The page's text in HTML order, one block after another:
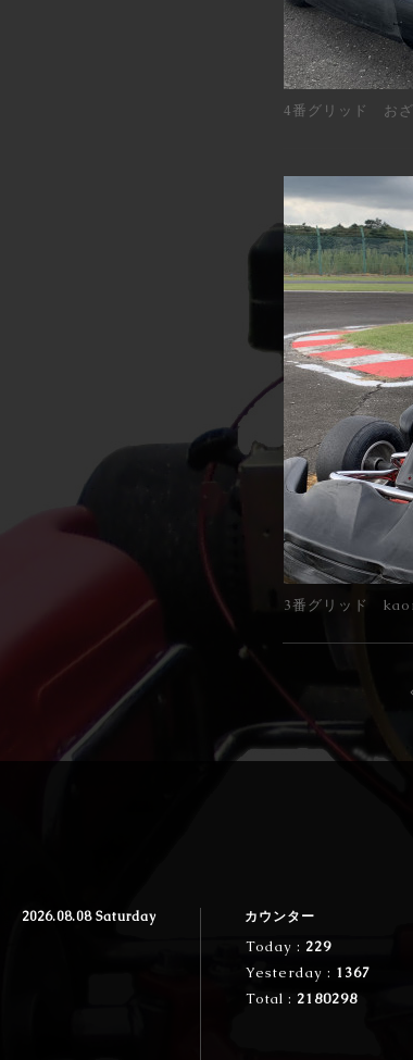
4番グリッド お
3番グリッド
2026.08.08 Saturday カウンター
Today : 229
Yesterday : 1367
Total : 2180298